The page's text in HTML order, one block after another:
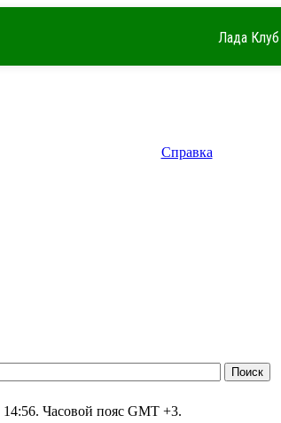
Лада Клуб
Справка
14:56. Часовой пояс GMT +3.